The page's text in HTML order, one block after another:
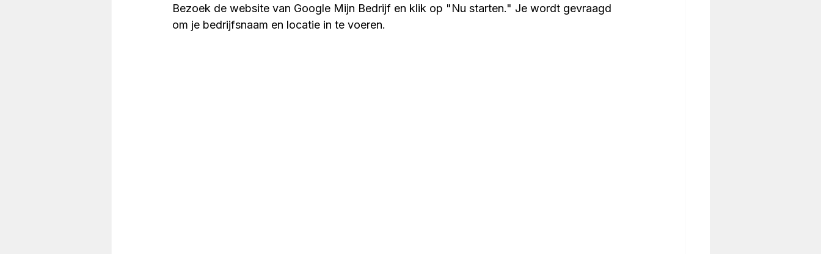
Bezoek de website van Google Mijn Bedrijf en klik op "Nu starten." Je wordt gevraagd
om je bedrijfsnaam en locatie in te voeren.